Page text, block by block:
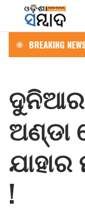
BREAKING
ଦୁନିଆର
ଅଣ୍ଡା
!